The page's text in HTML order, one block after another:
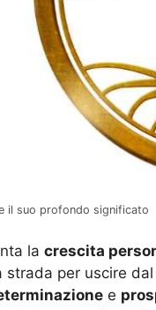
il suo profondo significato
la crescita
strada per uscire
e